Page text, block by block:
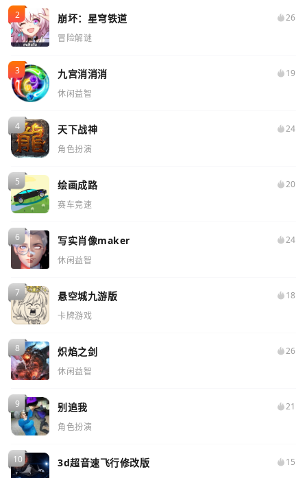
崩坏：星穹铁道
26
冒险解谜
九宫消消消
19
休闲益智
天下战神
24
角色扮演
绘画成路
20
赛车竞速
写实肖像maker
24
休闲益智
悬空城九游版
18
卡牌游戏
炽焰之剑
26
休闲益智
别追我
21
角色扮演
3d超音速飞行修改版
15